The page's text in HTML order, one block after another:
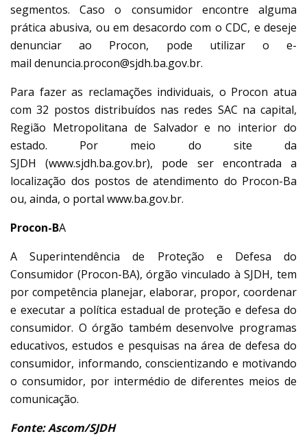
segmentos. Caso o consumidor encontre alguma
prática abusiva, ou em desacordo com o CDC, e deseje
denunciar ao Procon, pode utilizar o e-
mail denuncia.procon@sjdh.ba.gov.br.
Para fazer as reclamações individuais, o Procon atua
com 32 postos distribuídos nas redes SAC na capital,
Região Metropolitana de Salvador e no interior do
estado. Por meio do site da
SJDH (www.sjdh.ba.gov.br), pode ser encontrada a
localização dos postos de atendimento do Procon-Ba
ou, ainda, o portal www.ba.gov.br.
Procon-BA
A Superintendência de Proteção e Defesa do
Consumidor (Procon-BA), órgão vinculado à SJDH, tem
por competência planejar, elaborar, propor, coordenar
e executar a política estadual de proteção e defesa do
consumidor. O órgão também desenvolve programas
educativos, estudos e pesquisas na área de defesa do
consumidor, informando, conscientizando e motivando
o consumidor, por intermédio de diferentes meios de
comunicação.
Fonte: Ascom/SJDH